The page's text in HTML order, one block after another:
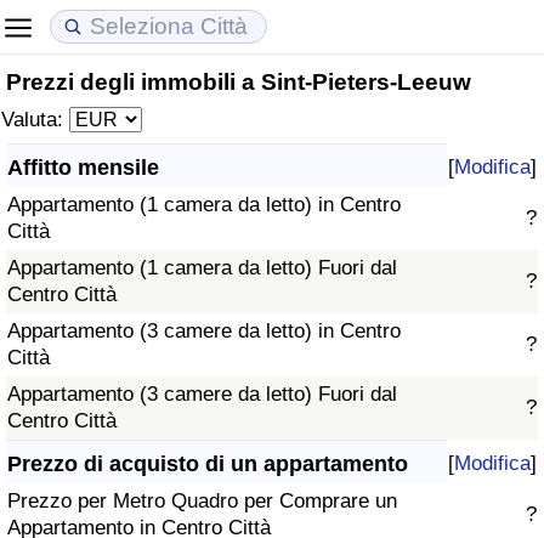
Prezzi degli immobili a Sint-Pieters-Leeuw
Valuta:
Affitto mensile [Modifica]
Appartamento (1 camera da letto) in Centro
Città
?
Appartamento (1 camera da letto) Fuori dal
Centro Città
?
Appartamento (3 camere da letto) in Centro
Città
?
Appartamento (3 camere da letto) Fuori dal
Centro Città
?
Prezzo di acquisto di un appartamento [Modifica]
Prezzo per Metro Quadro per Comprare un
Appartamento in Centro Città
?
Costo della vita
Indice Del Costo Della Vita (corrente)
Indice Del Costo Della Vita
Indice del Costo della Vita per Nazione
ad Aqaba
Prezzi degli immobili
Indice del Prezzo delle Case (Corrente)
Indice del Prezzo delle Case
Indice del Prezzo delle Case per Nazione
Qualità della Vita
Indice della Qualità della Vita
Indice della Qualità della Vita (Corrente)
Indice della qualità della vita per Paese
Criminalità
Indice del Tasso di Criminalità (Corrente)
Indice della Criminalità
Indice di criminalità per paese